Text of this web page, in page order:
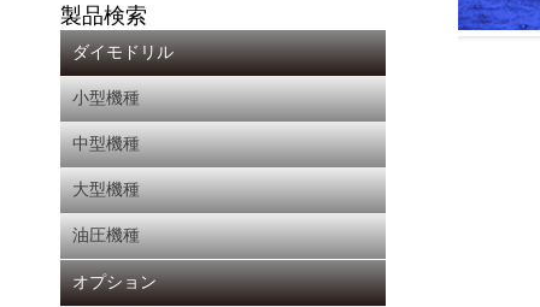
製品検索
ダイモドリル
小型機種
中型機種
大型機種
油圧機種
オプション